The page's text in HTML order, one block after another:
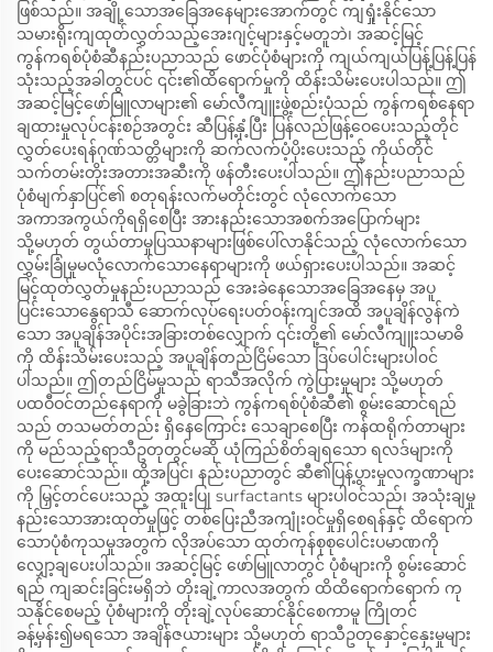
ဖြစ်သည်။ အချို့သောအခြေအနေများအောက်တွင် ကျရှုံးနိုင်သော
သမားရိုးကျထုတ်လွှတ်သည့်အေးဂျင့်များနှင့်မတူဘဲ၊ အဆင့်မြင့်
ကွန်ကရစ်ပုံစံဆီနည်းပညာသည် ဖောင်ပုံစံများကို ကျယ်ကျယ်ပြန့်ပြန့်ပြန်
သုံးသည့်အခါတွင်ပင် ၎င်း၏ထိရောက်မှုကို ထိန်းသိမ်းပေးပါသည်။ ဤ
အဆင့်မြင့်ဖော်မြူလာများ၏ မော်လီကျူးဖွဲ့စည်းပုံသည် ကွန်ကရစ်နေရာ
ချထားမှုလုပ်ငန်းစဉ်အတွင်း ဆီပြန့်နှံ့ပြီး ပြန်လည်ဖြန့်ဝေပေးသည့်တိုင်
လွှတ်ပေးရန်ဂုဏ်သတ္တိများကို ဆက်လက်ပံ့ပိုးပေးသည့် ကိုယ်တိုင်
သက်တမ်းတိုးအတားအဆီးကို ဖန်တီးပေးပါသည်။ ဤနည်းပညာသည်
ပုံစံမျက်နှာပြင်၏ စတုရန်းလက်မတိုင်းတွင် လုံလောက်သော
အကာအကွယ်ကိုရရှိစေပြီး အားနည်းသောအစက်အပြောက်များ
သို့မဟုတ် တွယ်တာမှုပြဿနာများဖြစ်ပေါ်လာနိုင်သည့် လုံလောက်သော
လွှမ်းခြုံမှုမလုံလောက်သောနေရာများကို ဖယ်ရှားပေးပါသည်။ အဆင့်
မြင့်ထုတ်လွှတ်မှုနည်းပညာသည် အေးခဲနေသောအခြေအနေမှ အပူ
ပြင်းသောနွေရာသီ ဆောက်လုပ်ရေးပတ်ဝန်းကျင်အထိ အပူချိန်လွန်ကဲ
သော အပူချိန်အပိုင်းအခြားတစ်လျှောက် ၎င်းတို့၏ မော်လီကျူးသမာဓိ
ကို ထိန်းသိမ်းပေးသည့် အပူချိန်တည်ငြိမ်သော ဒြပ်ပေါင်းများပါ၀င်
ပါသည်။ ဤတည်ငြိမ်မှုသည် ရာသီအလိုက် ကွဲပြားမှုများ သို့မဟုတ်
ပထဝီဝင်တည်နေရာကို မခွဲခြားဘဲ ကွန်ကရစ်ပုံစံဆီ၏ စွမ်းဆောင်ရည်
သည် တသမတ်တည်း ရှိနေကြောင်း သေချာစေပြီး ကန်ထရိုက်တာများ
ကို မည်သည့်ရာသီဥတုတွင်မဆို ယုံကြည်စိတ်ချရသော ရလဒ်များကို
ပေးဆောင်သည်။ ထို့အပြင်၊ နည်းပညာတွင် ဆီ၏ပြန့်ပွားမှုလက္ခဏာများ
ကို မြှင့်တင်ပေးသည့် အထူးပြု surfactants များပါ၀င်သည်၊ အသုံးချမှု
နည်းသောအားထုတ်မှုဖြင့် တစ်ပြေးညီအကျုံးဝင်မှုရှိစေရန်နှင့် ထိရောက်
သောပုံစံကုသမှုအတွက် လိုအပ်သော ထုတ်ကုန်စုစုပေါင်းပမာဏကို
လျှော့ချပေးပါသည်။ အဆင့်မြင့် ဖော်မြူလာတွင် ပုံစံများကို စွမ်းဆောင်
ရည် ကျဆင်းခြင်းမရှိဘဲ တိုးချဲ့ကာလအတွက် ထိထိရောက်ရောက် ကု
သနိုင်စေမည့် ပုံစံများကို တိုးချဲ့လုပ်ဆောင်နိုင်စေကာမူ ကြိုတင်
ခန့်မှန်း၍မရသော အချိန်ဇယားများ သို့မဟုတ် ရာသီဥတုနှောင့်နှေးမှုများ